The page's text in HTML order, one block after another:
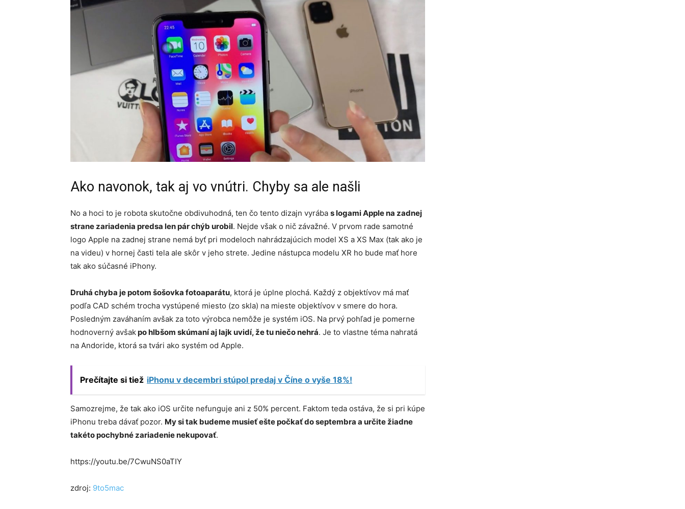
Ako navonok, tak aj vo vnútri. Chyby sa ale našli
No a hoci to je robota skutočne obdivuhodná, ten čo tento dizajn vyrába s logami Apple na zadnej
strane zariadenia predsa len pár chýb urobil. Nejde však o nič závažné. V prvom rade samotné
logo Apple na zadnej strane nemá byť pri modeloch nahrádzajúcich model XS a XS Max (tak ako je
na videu) v hornej časti tela ale skôr v jeho strete. Jedine nástupca modelu XR ho bude mať hore
tak ako súčasné iPhony.
Druhá chyba je potom šošovka fotoaparátu, ktorá je úplne plochá. Každý z objektívov má mať
podľa CAD schém trocha vystúpené miesto (zo skla) na mieste objektívov v smere do hora.
Posledným zaváhaním avšak za toto výrobca nemôže je systém iOS. Na prvý pohľad je pomerne
hodnoverný avšakpo hlbšom skúmaní aj lajk uvidí, že tu niečo nehrá. Je to vlastne téma nahratá
na Andoride, ktorá sa tvári ako systém od Apple.
Prečítajte si tiež iPhonu v decembri stúpol predaj v Číne o vyše 18%!
Samozrejme, že tak ako iOS určite nefunguje ani z 50% percent. Faktom teda ostáva, že si pri kúpe
iPhonu treba dávať pozor. My si tak budeme musieť ešte počkať do septembra a určite žiadne
takéto pochybné zariadenie nekupovať.
https://youtu.be/7CwuNS0aTIY
zdroj: 9to5mac